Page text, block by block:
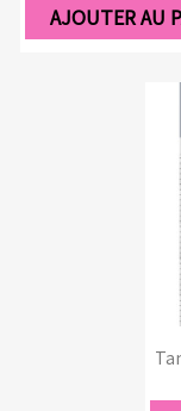
AJOUTER AU